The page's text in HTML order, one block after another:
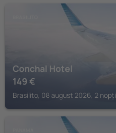
Conchal Hotel
149 €
Brasilito, 08 august 2026, 2 nopți